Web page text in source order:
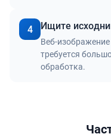
4 Ищите
Веб-изображение
требуется
обработка.